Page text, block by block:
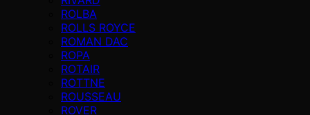
ROLBA
ROLLS ROYCE
ROMAN DAC
ROPA
ROTAIR
ROTTNE
ROUSSEAU
ROVER